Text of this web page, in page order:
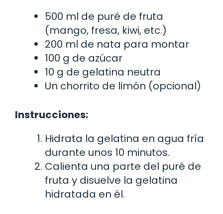
500 ml de puré de fruta
(mango, fresa, kiwi, etc.)
200 ml de nata para montar
100 g de azúcar
10 g de gelatina neutra
Un chorrito de limón (opcional)
Instrucciones:
Hidrata la gelatina en agua fría
durante unos 10 minutos.
Calienta una parte del puré de
fruta y disuelve la gelatina
hidratada en él.